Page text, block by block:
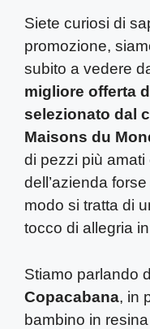
Siete curiosi di
promozione,
subito a vedere
migliore offerta
selezionato dal
Maisons du
di pezzi più amati
dell’azienda
modo si tratta di
tocco di allegria
Stiamo parlando
Copacabana, in
bambino in